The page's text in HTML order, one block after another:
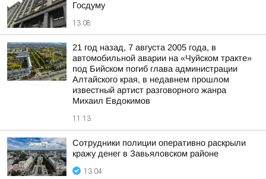
Госдуму
13:08
21 год назад, 7 августа 2005 года, в
автомобильной аварии на «Чуйском тракте»
под Бийском погиб глава администрации
Алтайского края, в недавнем прошлом
известный артист разговорного жанра
Михаил Евдокимов
11:13
Сотрудники полиции оперативно раскрыли
кражу денег в Завьяловском районе
13:04